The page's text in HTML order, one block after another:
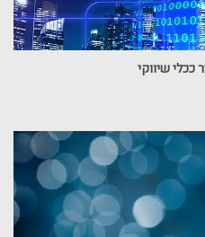
ככלי שיווקי